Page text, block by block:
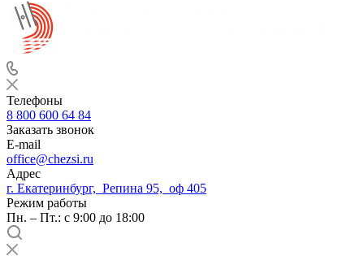
Телефоны
8 800 600 64 84
Заказать звонок
E-mail
office@chezsi.ru
Адрес
г. Екатеринбург, Репина 95, оф 405
Режим работы
Пн. – Пт.: с 9:00 до 18:00